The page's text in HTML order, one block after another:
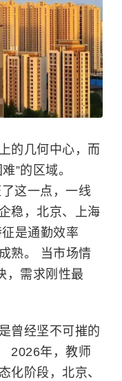
的几何中心，而
”的区域。
这一点，一线
稳，北京、上海
是通勤效率
熟。 当市场情
，需求刚性最
曾经坚不可摧的
2026年，教师
化阶段，北京、